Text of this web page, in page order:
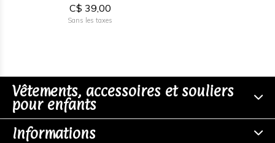
C$ 39,00
Sans les taxes
Vêtements, accessoires et souliers
pour enfants
Informations